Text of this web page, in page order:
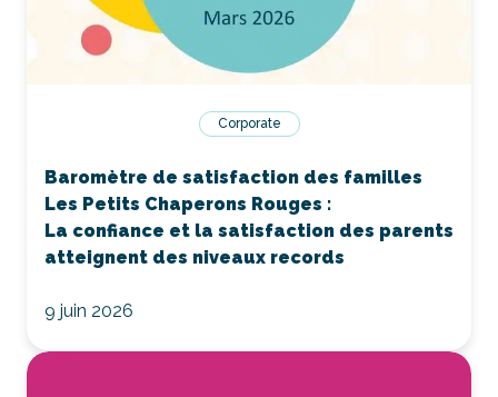
Corporate
Baromètre de satisfaction des familles
Les Petits Chaperons Rouges :
La confiance et la satisfaction des parents
atteignent des niveaux records
9 juin 2026